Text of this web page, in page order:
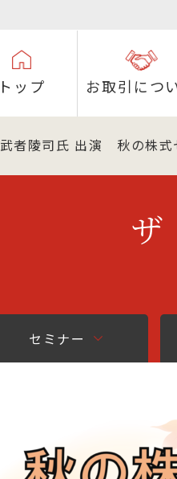
トップ お取引につ
武者陵司氏 出演 秋の株式
セミナー